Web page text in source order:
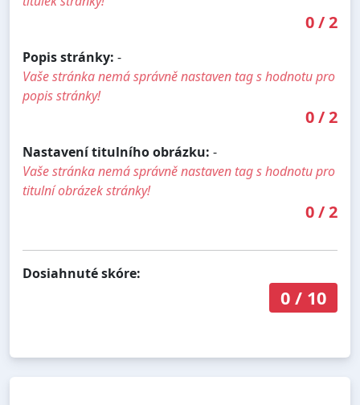
0/2
Popis stránky: -
Vaše stránka nemá správně nastaven tag s hodnotu pro
popis stránky!
0/2
Nastavení titulního obrázku: -
Vaše stránka nemá správně nastaven tag s hodnotu pro
titulní obrázek stránky!
0/2
Dosiahnuté skóre:
0/ 10